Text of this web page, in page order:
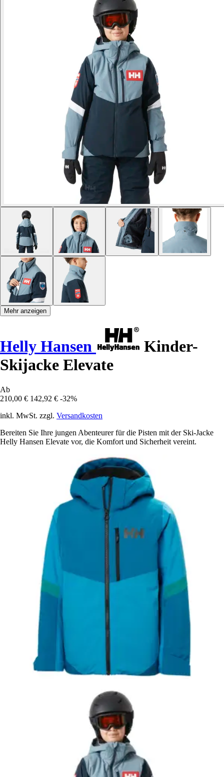
Mehr anzeigen
Helly Hansen
Kinder-
Skijacke Elevate
Ab
210,00 € 142,92 € -32%
inkl. MwSt. zzgl. Versandkosten
Bereiten Sie Ihre jungen Abenteurer für die Pisten mit der Ski-Jacke
Helly Hansen Elevate vor, die Komfort und Sicherheit vereint.